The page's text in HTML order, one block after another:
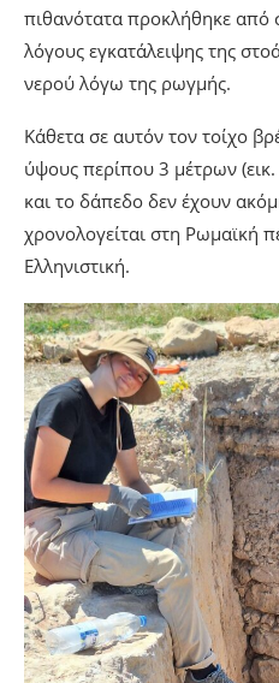
πιθανότατα προκλήθηκε από
λόγους εγκατάλειψης της
νερού λόγω της ρωγμής.
Κάθετα σε αυτόν τον τοίχο
ύψους περίπου 3 μέτρων
και το δάπεδο δεν έχουν
χρονολογείται στη Ρωμαϊκή
Ελληνιστική.